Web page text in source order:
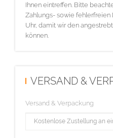
Ihnen eintreffen. Bitte
Zahlungs- sowie fehlerfreien
Uhr, damit wir den
können.
VERSAND &
Versand & Verpackung